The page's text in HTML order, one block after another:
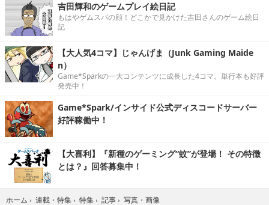
吉田輝和のゲームプレイ絵日記
もはやゲムスパの顔！どこかで見かけた吉田さんのゲーム絵日
記
【大人気4コマ】じゃんげま（Junk Gaming Maide
n）
Game*Sparkの一大コンテンツに成長した4コマ。単行本も好評
発売中！
Game*Spark/インサイド公式ディスコードサーバー
好評稼働中！
【大喜利】『新種のゲーミング“蚊”が登場！ その特徴
とは？』回答募集中！
ホーム › 連載・特集 › 特集 › 記事 › 写真・画像